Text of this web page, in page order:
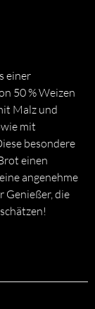
einer
50 % Weizen
Malz und
mit
besondere
einen
angenehme
Genießer, die